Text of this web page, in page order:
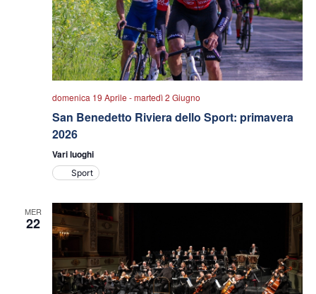
domenica 19 Aprile -martedì 2 Giugno
San Benedetto Riviera dello Sport: primavera
2026
Vari luoghi
Sport
MER
22